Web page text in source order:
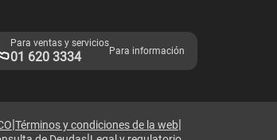
Para ventas y servicios
01 620 3334 Para información
|Términos y condiciones de la web|